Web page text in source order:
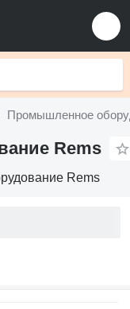
Промышленное
Rems
Rems